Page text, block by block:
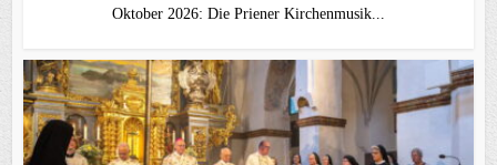
Oktober 2026: Die Priener Kirchenmusik...